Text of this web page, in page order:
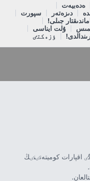
ەدەبيەت
دىزەتەر
سپورت
جىلى!
ۇلت ايناسى
ٶزەكتٸ
اقپارات كوميتەتٸنٸڭ